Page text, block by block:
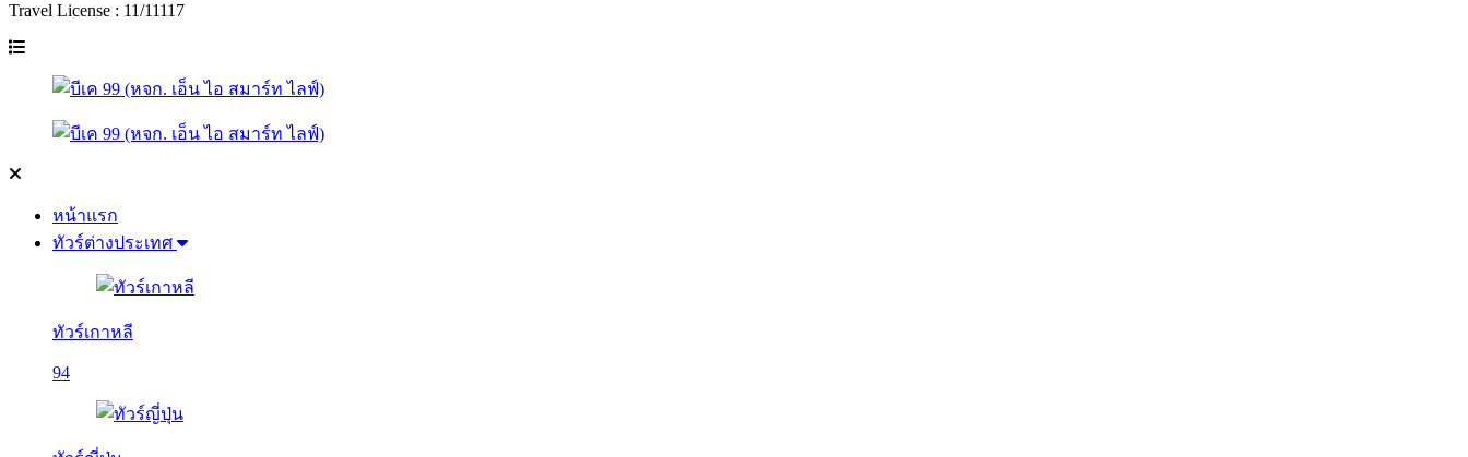
Travel License : 11/11117
หน้าแรก
ทัวร์ต่างประเทศ
ทัวร์เกาหลี
94